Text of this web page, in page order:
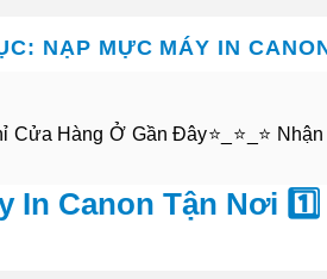
NẠP MỰC MÁY IN
Hàng Ở Gần Đây⭐_⭐_⭐
In Canon Tận Nơi